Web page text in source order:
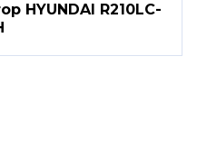
HYUNDAI R210LC-